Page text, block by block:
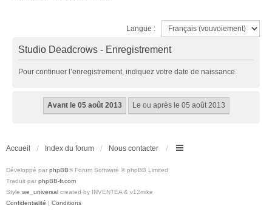
Langue :
Studio Deadcrows - Enregistrement
Pour continuer l’enregistrement, indiquez votre date de naissance.
Accueil Index du forum Nous contacter
Développé par phpBB® Forum Software © phpBB Limited
Traduit par phpBB-fr.com
Style we_universal created by INVENTEA & v12mike
Confidentialité | Conditions